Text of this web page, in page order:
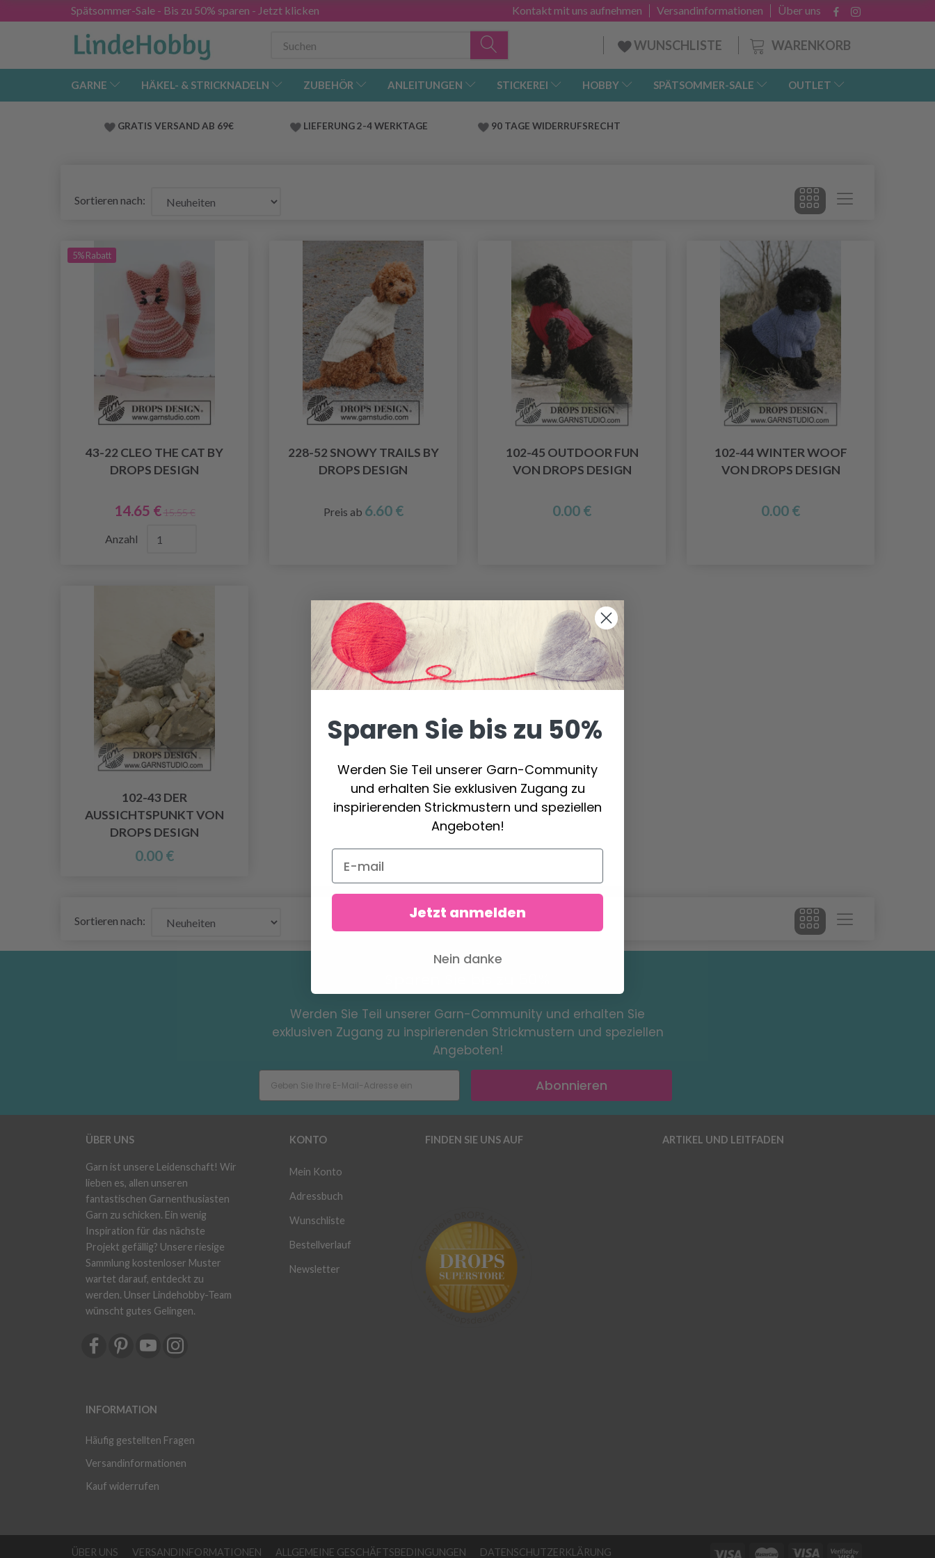
Spätsommer-Sale - Bis zu 50% sparen - Jetzt klicken Über uns
Versandinformationen
Kontakt mit uns aufnehmen
WARENKORB
WUNSCHLISTE
GARNE HÄKEL- & STRICKNADELN ZUBEHÖR ANLEITUNGEN STICKEREI HOBBY SPÄTSOMMER-SALE OUTLET
GRATIS VERSAND AB 69€ LIEFERUNG 2-4 WERKTAGE 90 TAGE WIDERRUFSRECHT
Sortieren nach:
5% Rabatt
43-22 CLEO THE CAT BY
DROPS DESIGN
14.65 € 15.55 €
Anzahl
228-52 SNOWY TRAILS BY
DROPS DESIGN
Preis ab 6.60 €
102-45 OUTDOOR FUN
VON DROPS DESIGN
0.00 €
102-44 WINTER WOOF
VON DROPS DESIGN
0.00 €
102-43 DER
AUSSICHTSPUNKT VON
DROPS DESIGN
0.00 €
Sortieren nach:
Werden Sie Teil unserer Garn-Community und erhalten Sie
exklusiven Zugang zu inspirierenden Strickmustern und speziellen
Angeboten!
Abonnieren
ÜBER UNS
Garn ist unsere Leidenschaft! Wir
lieben es, allen unseren
fantastischen Garnenthusiasten
Garn zu schicken. Ein wenig
Inspiration für das nächste
Projekt gefällig? Unsere riesige
Sammlung kostenloser Muster
wartet darauf, entdeckt zu
werden. Unser Lindehobby-Team
wünscht gutes Gelingen.
INFORMATION
Häufig gestellten Fragen
Versandinformationen
Kauf widerrufen
KONTO
Mein Konto
Adressbuch
Wunschliste
Bestellverlauf
Newsletter
FINDEN SIE UNS AUF ARTIKEL UND LEITFADEN
ÜBER UNS VERSANDINFORMATIONEN ALLGEMEINE GESCHÄFTSBEDINGUNGEN DATENSCHUTZERKLÄRUNG
Sparen Sie bis zu 50%
Werden Sie Teil unserer Garn-Community
und erhalten Sie exklusiven Zugang zu
inspirierenden Strickmustern und speziellen
Angeboten!
Jetzt anmelden
Nein danke